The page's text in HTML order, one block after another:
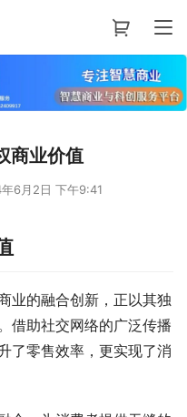
商业价值
6月2日 下午9:41
业的融合创新，正以其独
借助社交网络的广泛传播
了零售效率，更实现了消